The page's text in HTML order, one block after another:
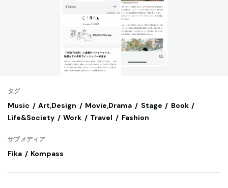
タグ
Music Art,Design Movie,Drama Stage
Book
Life&Society
Work Travel Fashion
サブメディア
Fika Kompass